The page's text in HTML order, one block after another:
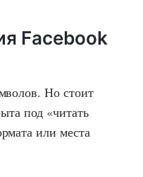
Facebook
Но стоит
под «читать
или места